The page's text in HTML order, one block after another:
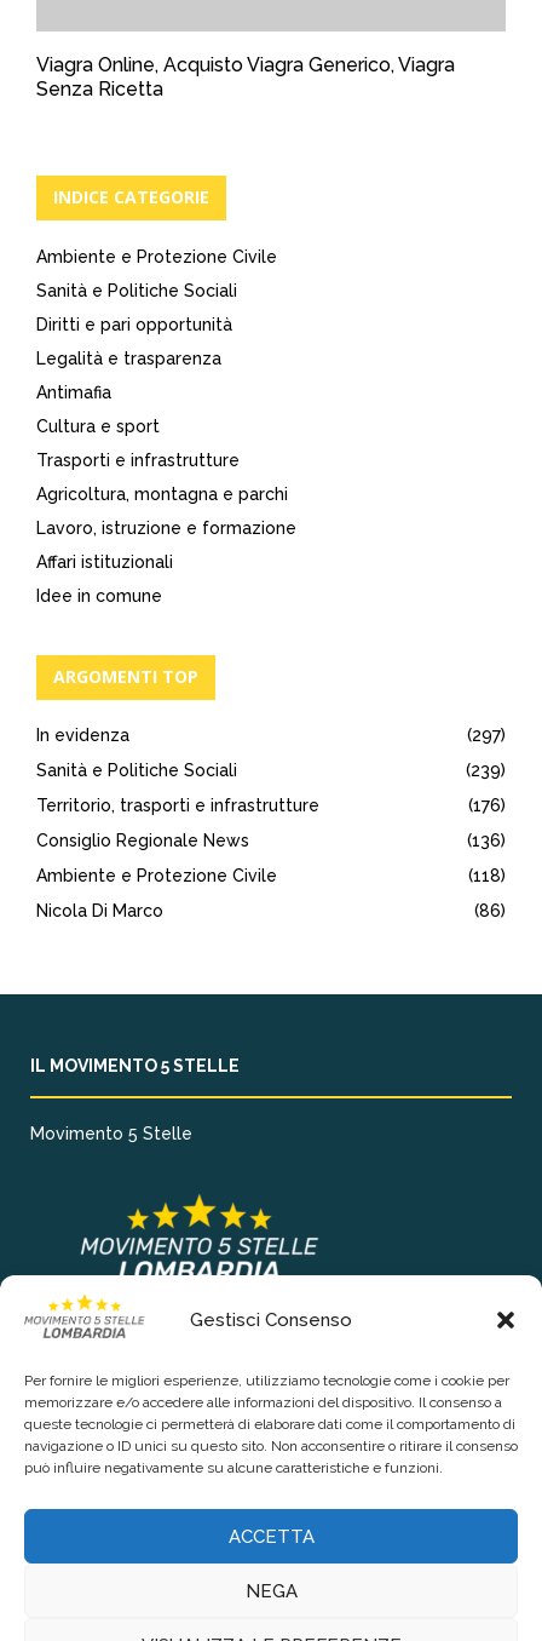
Gestisci Consenso
Per fornire le migliori esperienze, utilizziamo tecnologie come i cookie per
memorizzare e/o accedere alle informazioni del dispositivo. Il consenso a
queste tecnologie ci permetterà di elaborare dati come il comportamento di
navigazione o ID unici su questo sito. Non acconsentire o ritirare il consenso
può influire negativamente su alcune caratteristiche e funzioni.
ACCETTA
NEGA
Viagra Online, Acquisto Viagra Generico, Viagra
Senza Ricetta
INDICE CATEGORIE
Ambiente e Protezione Civile
Sanità e Politiche Sociali
Diritti e pari opportunità
Legalità e trasparenza
Antimafia
Cultura e sport
Trasporti e infrastrutture
Agricoltura, montagna e parchi
Lavoro, istruzione e formazione
Affari istituzionali
Idee in comune
ARGOMENTI TOP
In evidenza
(297)
Sanità e Politiche Sociali
(239)
Territorio, trasporti e infrastrutture
(176)
Consiglio Regionale News
(136)
Ambiente e Protezione Civile
(118)
Nicola Di Marco
(86)
IL MOVIMENTO 5 STELLE
Movimento 5 Stelle
COLLEGAMENTI PRINCIPALI
Contattaci
Privacy Policy